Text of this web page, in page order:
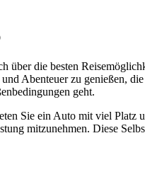
die besten
Abenteuer zu genießen,
geht.
Sie ein Auto mit viel Platz
mitzunehmen. Diese